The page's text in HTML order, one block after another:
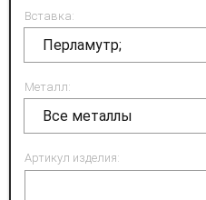
Вставка:
Перламутр;
Металл:
Все металлы
Артикул изделия: